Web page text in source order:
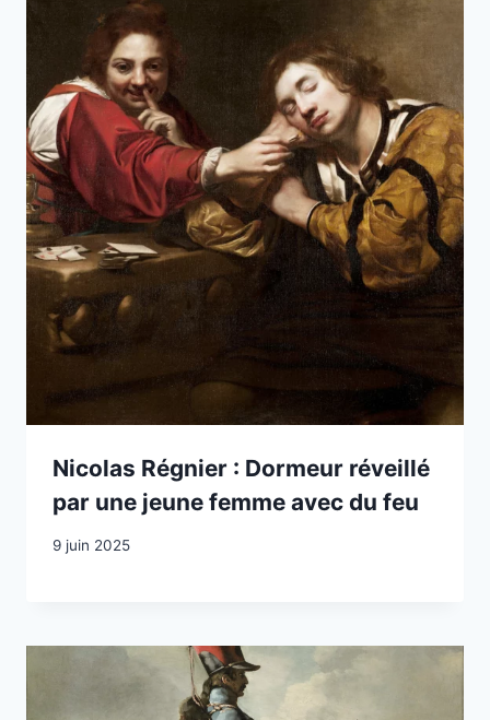
Nicolas Régnier : Dormeur réveillé
par une jeune femme avec du feu
9 juin 2025